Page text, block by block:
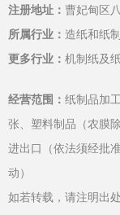
注册地址： 曹妃甸区
所属行业： 造纸和纸
更多行业： 机制纸及
经营范围： 纸制品加
张、塑料制品（农膜
进出口（依法须经批
动）
如若转载，请注明出